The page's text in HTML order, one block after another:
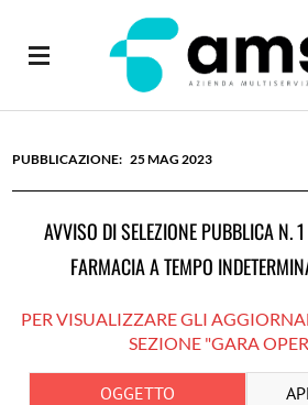
25MAG 2023
AVVISO DI SELEZIONE PUBBLICA N.
FARMACIA A TEMPO
PER VISUALIZZARE GLI
SEZIONE "GARA
OGGETTO